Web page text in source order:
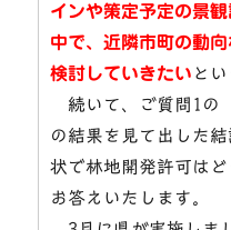
インや策定予定の景
中で、近隣市町の動
検討していきたい と
続いて、ご質問1の
の結果を見て出した
状で林地開発許可は
お答えいたします。